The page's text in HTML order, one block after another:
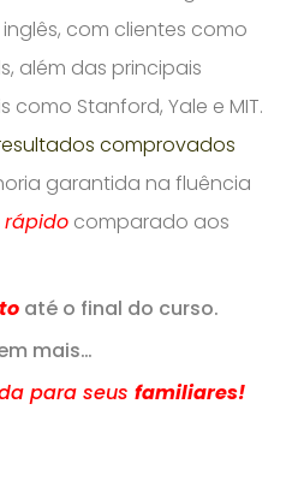
com clientes como
além das principais
como Stanford, Yale e MIT.
comprovados
garantida na fluência
rápido comparado aos
até o final do curso.
mais…
para seus familiares!